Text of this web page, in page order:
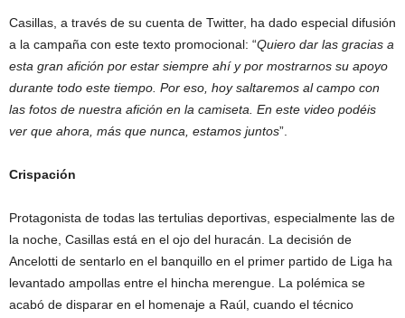
Casillas, a través de su cuenta de Twitter, ha dado especial difusión
a la campaña con este texto promocional: “Quiero dar las gracias a
esta gran afición por estar siempre ahí y por mostrarnos su apoyo
durante todo este tiempo. Por eso, hoy saltaremos al campo con
las fotos de nuestra afición en la camiseta. En este video podéis
ver que ahora, más que nunca, estamos juntos”.
Crispación
Protagonista de todas las tertulias deportivas, especialmente las de
la noche, Casillas está en el ojo del huracán. La decisión de
Ancelotti de sentarlo en el banquillo en el primer partido de Liga ha
levantado ampollas entre el hincha merengue. La polémica se
acabó de disparar en el homenaje a Raúl, cuando el técnico